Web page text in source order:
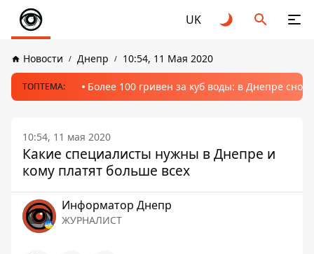
UK
Новости Днепр 10:54, 11 Мая 2020
ТОПТЕМА: Более 100 гривен за куб воды: в Днепре
10:54, 11 мая 2020
Какие специалисты нужны в Днепре и
кому платят больше всех
Информатор Днепр
ЖУРНАЛИСТ